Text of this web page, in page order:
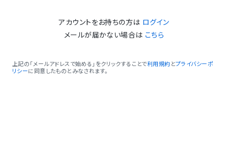
アカウントをお持ちの方は ログイン
メールが届かない場合は こちら
上記の「メールアドレスで始める」をクリックすることで利用規約 とプライバシーポ
リシーに同意したものとみなされます。